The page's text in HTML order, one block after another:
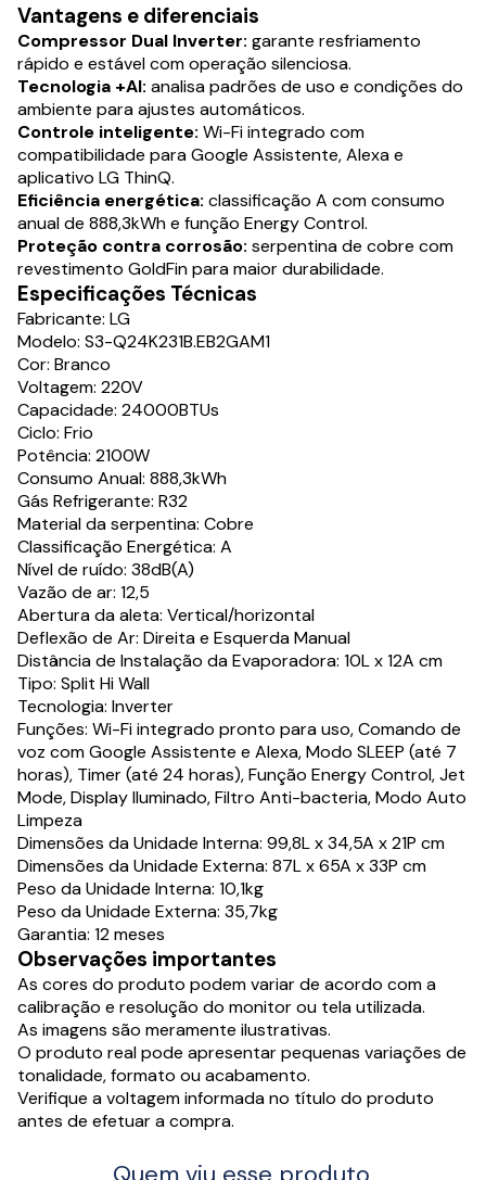
Vantagens e diferenciais
Compressor Dual Inverter: garante resfriamento
rápido e estável com operação silenciosa.
Tecnologia +AI: analisa padrões de uso e condições do
ambiente para ajustes automáticos.
Controle inteligente: Wi-Fi integrado com
compatibilidade para Google Assistente, Alexa e
aplicativo LG ThinQ.
Eficiência energética: classificação A com consumo
anual de 888,3kWh e função Energy Control.
Proteção contra corrosão: serpentina de cobre com
revestimento GoldFin para maior durabilidade.
Especificações Técnicas
Fabricante: LG
Modelo: S3-Q24K231B.EB2GAM1
Cor: Branco
Voltagem: 220V
Capacidade: 24000BTUs
Ciclo: Frio
Potência: 2100W
Consumo Anual: 888,3kWh
Gás Refrigerante: R32
Material da serpentina: Cobre
Classificação Energética: A
Nível de ruído: 38dB(A)
Vazão de ar: 12,5
Abertura da aleta: Vertical/horizontal
Deflexão de Ar: Direita e Esquerda Manual
Distância de Instalação da Evaporadora: 10L x 12A cm
Tipo: Split Hi Wall
Tecnologia: Inverter
Funções: Wi-Fi integrado pronto para uso, Comando de
voz com Google Assistente e Alexa, Modo SLEEP (até 7
horas), Timer (até 24 horas), Função Energy Control, Jet
Mode, Display Iluminado, Filtro Anti-bacteria, Modo Auto
Limpeza
Dimensões da Unidade Interna: 99,8L x 34,5A x 21P cm
Dimensões da Unidade Externa: 87L x 65A x 33P cm
Peso da Unidade Interna: 10,1kg
Peso da Unidade Externa: 35,7kg
Garantia: 12 meses
Observações importantes
As cores do produto podem variar de acordo com a
calibração e resolução do monitor ou tela utilizada.
As imagens são meramente ilustrativas.
O produto real pode apresentar pequenas variações de
tonalidade, formato ou acabamento.
Verifique a voltagem informada no título do produto
antes de efetuar a compra.